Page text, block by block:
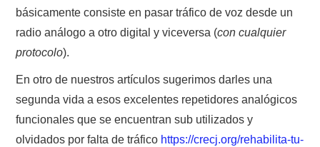
NUESTRAS ACTIVIDADES !
PATROCINADORES
RADIOAFICIONADOS EN MEXICO
básicamente consiste en pasar tráfico de voz desde un
radio análogo a otro digital y viceversa (con cualquier
protocolo).
En otro de nuestros artículos sugerimos darles una
segunda vida a esos excelentes repetidores analógicos
funcionales que se encuentran sub utilizados y
olvidados por falta de tráfico https://crecj.org/rehabilita-tu-